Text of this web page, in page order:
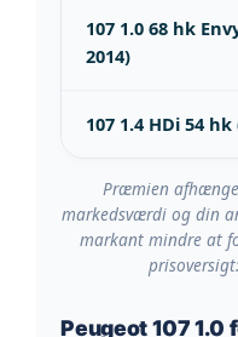
107 1.0 68 hk
2014)
107 1.4 HDi 54
Præmien
markedsværdi og din
markant mindre at
prisoversigt:
Peugeot 107